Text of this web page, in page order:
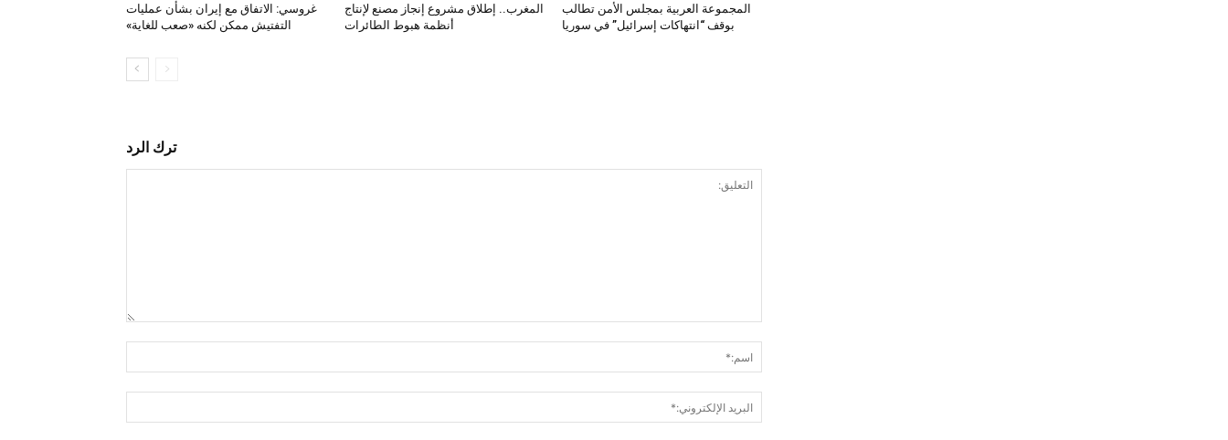
المجموعة العربية بمجلس الأمن تطالب
بوقف “انتهاكات إسرائيل” في سوريا
المغرب.. إطلاق مشروع إنجاز مصنع لإنتاج
أنظمة هبوط الطائرات
غروسي: الاتفاق مع إيران بشأن عمليات
التفتيش ممكن لكنه «صعب للغاية»
ترك الرد
الإلكتروني:*